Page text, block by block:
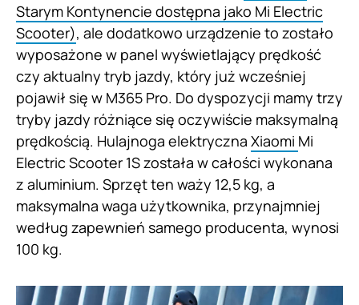
Starym Kontynencie dostępna jako Mi Electric
Scooter), ale dodatkowo urządzenie to zostało
wyposażone w panel wyświetlający prędkość
czy aktualny tryb jazdy, który już wcześniej
pojawił się w M365 Pro. Do dyspozycji mamy trzy
tryby jazdy różniące się oczywiście maksymalną
prędkością. Hulajnoga elektryczna Xiaomi Mi
Electric Scooter 1S została w całości wykonana
z aluminium. Sprzęt ten waży 12,5 kg, a
maksymalna waga użytkownika, przynajmniej
według zapewnień samego producenta, wynosi
100 kg.